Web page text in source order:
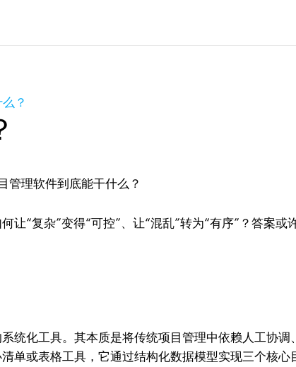
？
“复杂”变得“可控”、让“混乱”转为“有序”？答案或
统化工具。其本质是将传统项目管理中依赖人工协调
单或表格工具，它通过结构化数据模型实现三个核心